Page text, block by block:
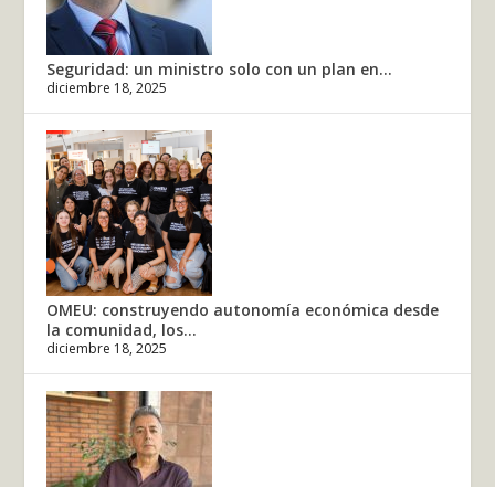
Seguridad: un ministro solo con un plan en...
diciembre 18, 2025
OMEU: construyendo autonomía económica desde
la comunidad, los...
diciembre 18, 2025